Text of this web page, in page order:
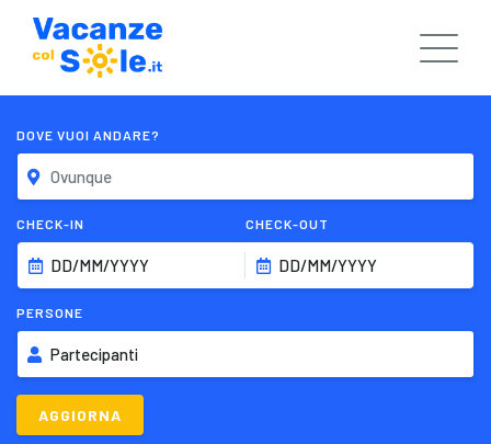
DOVE VUOI ANDARE?
CHECK-IN CHECK-OUT
DD/MM/YYYY DD/MM/YYYY
PERSONE
Partecipanti
AGGIORNA